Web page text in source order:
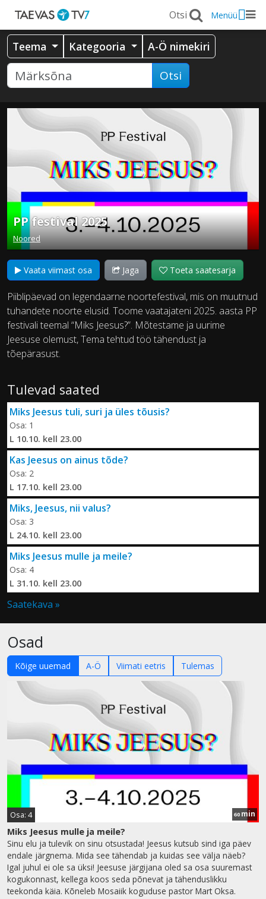
Menüü
Teema Kategooria A-Ö nimekiri
Otsi
PP festival 2025
Noored
Vaata viimast osa Jaga Toeta saatesarja
Piiblipäevad on legendaarne noortefestival, mis on muutnud
tuhandete noorte elusid. Toome vaatajateni 2025. aasta PP
festivali teemal “Miks Jeesus?”. Mõtestame ja uurime
Jeesuse olemust, Tema tehtud töö tähendust ja
tõepärasust.
Tulevad saated
Miks Jeesus tuli, suri ja üles tõusis?
Osa: 1
L 10.10. kell 23.00
Kas Jeesus on ainus tõde?
Osa: 2
L 17.10. kell 23.00
Miks, Jeesus, nii valus?
Osa: 3
L 24.10. kell 23.00
Miks Jeesus mulle ja meile?
Osa: 4
L 31.10. kell 23.00
Saatekava »
Osad
Kõige uuemad A-Ö Viimati eetris Tulemas
Osa: 4 60 min
Miks Jeesus mulle ja meile?
Sinu elu ja tulevik on sinu otsustada! Jeesus kutsub sind iga päev
endale järgnema. Mida see tähendab ja kuidas see välja näeb?
Igal juhul ei ole sa üksi! Jeesuse järgijana oled sa osa suuremast
kogukonnast, kellega koos seda põnevat ja tähenduslikku
teekonda käia. Kõneleb Mosaiik koguduse pastor Mart Oksa.